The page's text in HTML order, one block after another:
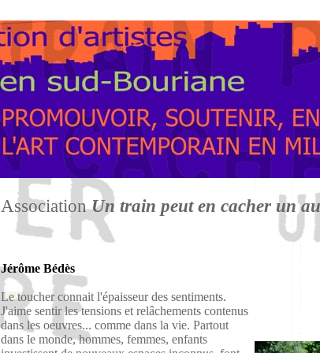
AssociationUn train peut en cacher un
Jérôme Bédès
Le toucher connait l'épaisseur des sentiments.
J'aime sentir les tensions et relâchements contenus
dans les oeuvres... comme dans la vie. Partout
dans le monde, hommes, femmes, enfants